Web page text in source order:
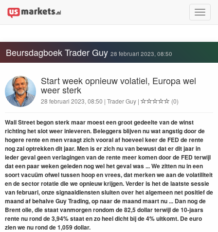
Toggle
Beursdagboek Trader Guy 28 februari 2023, 08:50
Start week opnieuw volatiel, Europa wel
weer sterk
28 februari 2023, 08:50 | Trader Guy | (0)
Wall Street begon sterk maar moest een groot gedeelte van de winst
richting het slot weer inleveren. Beleggers blijven nu wat angstig door de
hogere rente en men vraagt zich vooral af hoeveel keer de FED de rente
nog zal optrekken dit jaar. Men is er zich nu van bewust dat er dit jaar in
ieder gevalgeen verlagingen van de rentemeer komen door de FED terwijl
dat een paar weken geleden nog wel het geval was ... We zitten nu in een
soort vacuüm ofwel tussen hoop en vrees, dat merken we aan de volatiliteit
en de sector rotatie die we opnieuw krijgen. Verder is het de laatste sessie
van februari, onze signaaldiensten sluiten over het algemeen net positief de
maand af behalve Guy Trading, op naar de maand maart nu ... Dan nog de
Brent olie, die staat vanmorgen rondom de 82,5 dollar terwijl de 10-jaars
rente nu rond de 3,94% staat en zo heel dicht bij de 4% uitkomt. De euro
zien we nu rond de 1,059 dollar.